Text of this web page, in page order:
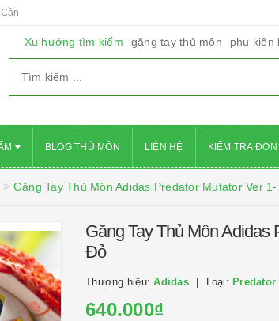
Xu hướng tìm kiếm găng tay thủ môn phụ kiện
BLOG THỦ MÔN LIÊN HỆ KIỂM TRA
Găng Tay Thủ Môn Adidas Predator Mutator Ver
Găng Tay Thủ Môn Adidas
Đỏ
Thương hiệu:Adidas Loại:
640.000₫